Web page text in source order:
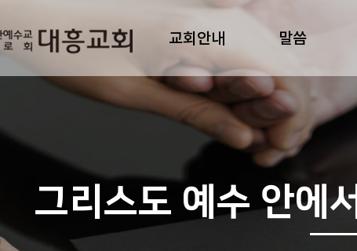
교회안내 말씀
그리스도 예수 안에